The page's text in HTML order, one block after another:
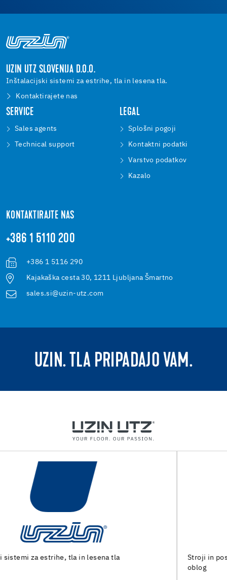
UZIN UTZ SLOVENIJA D.O.O.
Inštalacijski sistemi za estrihe, tla in lesena tla.
Kontaktirajete nas
SERVICE
Sales agents
Technical support
LEGAL
Splošni pogoji
Kontaktni podatki
Varstvo podatkov
Kazalo
KONTAKTIRAJTE NAS
+386 1 5110 200
+386 1 5116 290
Kajakaška cesta 30, 1211 Ljubljana Šmartno
sales.si@uzin-utz.com
UZIN. TLA PRIPADAJO VAM.
Stroji in posebna orodja za pripravo tal in polaganje talnih